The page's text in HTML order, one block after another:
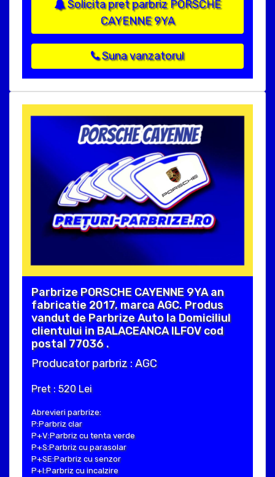
Solicita pret parbriz PORSCHE
CAYENNE 9YA
Suna vanzatorul
Parbrize PORSCHE CAYENNE 9YA an
fabricatie 2017, marca AGC. Produs
vandut de Parbrize Auto la Domiciliul
clientului in BALACEANCA ILFOV cod
postal 77036 .
Producator parbriz : AGC
Pret : 520 Lei
Abrevieri parbrize:
P:Parbriz clar
P+V:Parbriz cu tenta verde
P+S:Parbriz cu parasolar
P+SE:Parbriz cu senzor
P+I:Parbriz cu incalzire